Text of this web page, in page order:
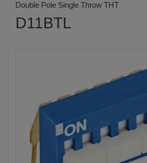
Double Pole Single Throw THT
D11BTL